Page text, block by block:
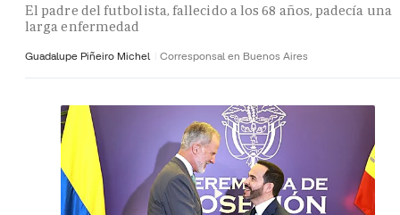
El padre del futbolista, fallecido a los 68 años, padecía una
larga enfermedad
Guadalupe Piñeiro Michel Corresponsal en Buenos Aires